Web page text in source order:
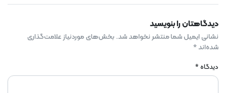
دیدگاهتان را بنویسید
نشانی ایمیل شما منتشر نخواهد شد. بخش‌های موردنیاز علامت‌گذاری
شده‌اند*
دیدگاه *